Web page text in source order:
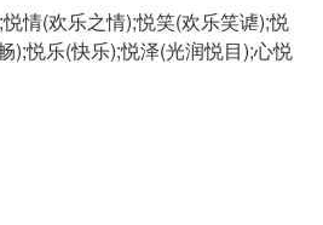
情(欢乐之情);悦笑(欢乐笑谑);悦
);悦乐(快乐);悦泽(光润悦目);心悦